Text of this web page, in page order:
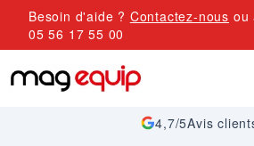
Allez au contenu
Besoin d'aide ? Contactez-nous ou
05 56 17 55 00
4,7/5Avis